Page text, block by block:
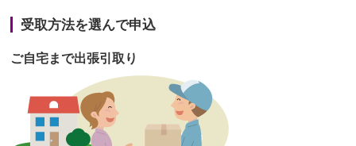
第39回人形供養祭令和2年10月22日(木)
第38回人形供養祭 令和2年8月26日(水)
受取方法を選んで申込
ご自宅まで出張引取り